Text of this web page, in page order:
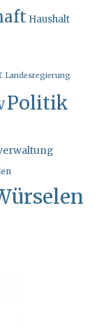
Haushalt
Landesregierung
Politik